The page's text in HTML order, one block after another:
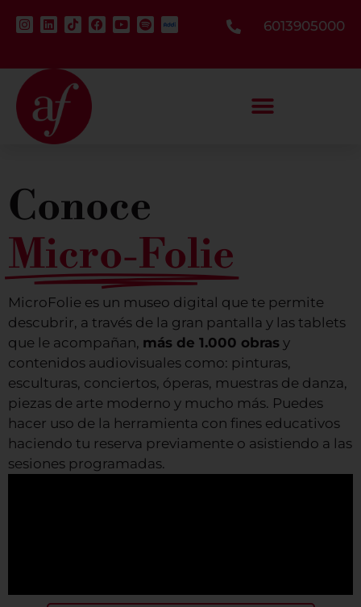
6013905000
Conoce
Micro-Folie
MicroFolie es un museo digital que te permite
descubrir, a través de la gran pantalla y las tablets
que le acompañan, más de 1.000 obras y
contenidos audiovisuales como: pinturas,
esculturas, conciertos, óperas, muestras de danza,
piezas de arte moderno y mucho más. Puedes
hacer uso de la herramienta con fines educativos
haciendo tu reserva previamente o asistiendo a las
sesiones programadas.